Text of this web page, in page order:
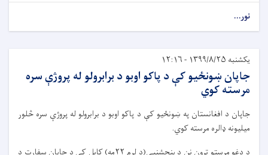
نور...
یکشنبه ۱۳۹۹/۸/۲۵ - ۱۲:۱۶
جاپان ښونځیو کې د پاکو اوبو د برابرولو له پروژې سره
مرسته کوي
جاپان د افغانستان په ښونځیو کې د پاکو اوبو د برابرولو له پروژې سره څلور
میلیونه ډالره مرسته کوي.